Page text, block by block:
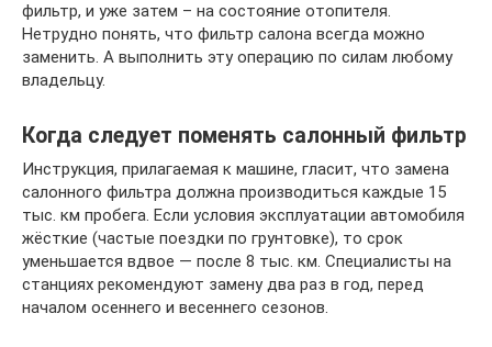
фильтр, и уже затем – на состояние отопителя.
Нетрудно понять, что фильтр салона всегда можно
заменить. А выполнить эту операцию по силам любому
владельцу.
Когда следует поменять салонный фильтр
Инструкция, прилагаемая к машине, гласит, что замена
салонного фильтра должна производиться каждые 15
тыс. км пробега. Если условия эксплуатации автомобиля
жёсткие (частые поездки по грунтовке), то срок
уменьшается вдвое — после 8 тыс. км. Специалисты на
станциях рекомендуют замену два раз в год, перед
началом осеннего и весеннего сезонов.